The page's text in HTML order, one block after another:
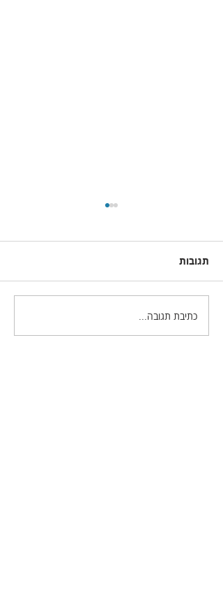
חדר הסודות של לייטרום
49 - הכל אודות
תגובות
כתיבת תגובה...